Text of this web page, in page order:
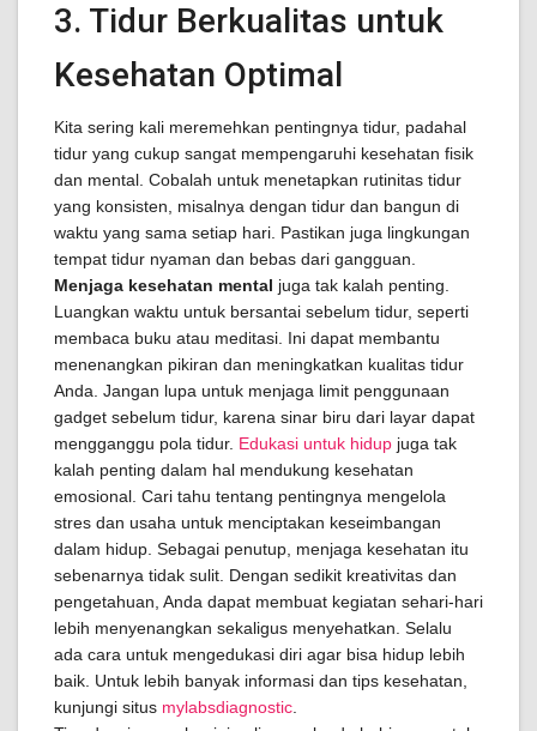
3. Tidur Berkualitas untuk
Kesehatan Optimal
Kita sering kali meremehkan pentingnya tidur, padahal
tidur yang cukup sangat mempengaruhi kesehatan fisik
dan mental. Cobalah untuk menetapkan rutinitas tidur
yang konsisten, misalnya dengan tidur dan bangun di
waktu yang sama setiap hari. Pastikan juga lingkungan
tempat tidur nyaman dan bebas dari gangguan.
Menjaga kesehatan mental juga tak kalah penting.
Luangkan waktu untuk bersantai sebelum tidur, seperti
membaca buku atau meditasi. Ini dapat membantu
menenangkan pikiran dan meningkatkan kualitas tidur
Anda. Jangan lupa untuk menjaga limit penggunaan
gadget sebelum tidur, karena sinar biru dari layar dapat
mengganggu pola tidur. Edukasi untuk hidup juga tak
kalah penting dalam hal mendukung kesehatan
emosional. Cari tahu tentang pentingnya mengelola
stres dan usaha untuk menciptakan keseimbangan
dalam hidup. Sebagai penutup, menjaga kesehatan itu
sebenarnya tidak sulit. Dengan sedikit kreativitas dan
pengetahuan, Anda dapat membuat kegiatan sehari-hari
lebih menyenangkan sekaligus menyehatkan. Selalu
ada cara untuk mengedukasi diri agar bisa hidup lebih
baik. Untuk lebih banyak informasi dan tips kesehatan,
kunjungi situs mylabsdiagnostic